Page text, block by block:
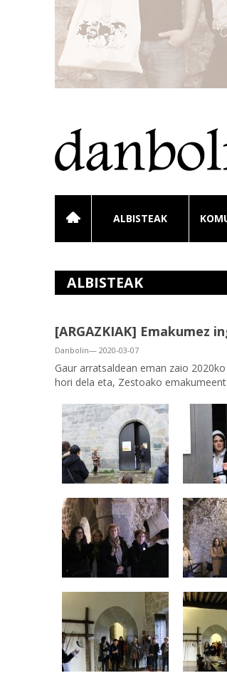
ALBISTEAK
ALBISTEAK
[ARGAZKIAK] Emakumez
Danbolin— 2020-03-07
Gaur arratsaldean eman zaio
hori dela eta, Zestoako